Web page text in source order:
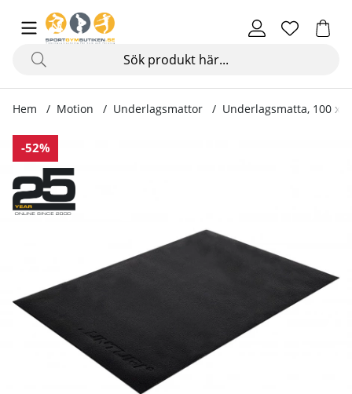
Hem Motion Underlagsmattor Underlagsmatta, 100 x
-52%
Produktbilder Underlagsmatta, 100 x 70 cm